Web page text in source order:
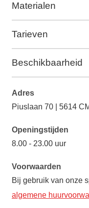
Materialen
Tarieven
Beschikbaarheid
Adres
Piuslaan 70 | 5614
Openingstijden
8.00 - 23.00 uur
Voorwaarden
Bij gebruik van onze
algemene